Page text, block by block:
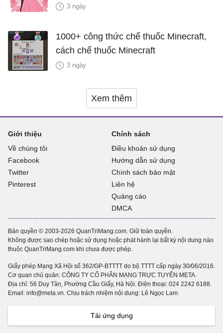
là bao nhiêu năm?
3 ngày
1000+ công thức chế thuốc Minecraft,
cách chế thuốc Minecraft
3 ngày
Xem thêm
Giới thiệu
Về chúng tôi
Facebook
Twitter
Pinterest
Chính sách
Điều khoản sử dụng
Hướng dẫn sử dụng
Chính sách bảo mật
Liên hệ
Quảng cáo
DMCA
Bản quyền © 2003-2026 QuanTriMang.com. Giữ toàn quyền.
Không được sao chép hoặc sử dụng hoặc phát hành lại bất kỳ nội dung nào
thuộc QuanTriMang.com khi chưa được phép.
Giấy phép Mạng Xã Hội số 362/GP-BTTTT do bộ TTTT cấp ngày 30/06/2016.
Cơ quan chủ quản: CÔNG TY CỔ PHẦN MẠNG TRỰC TUYẾN META.
Địa chỉ: 56 Duy Tân, Phường Cầu Giấy, Hà Nội. Điện thoại: 024 2242 6188.
Email: info@meta.vn. Chịu trách nhiệm nội dung: Lê Ngọc Lam.
Tải ứng dụng